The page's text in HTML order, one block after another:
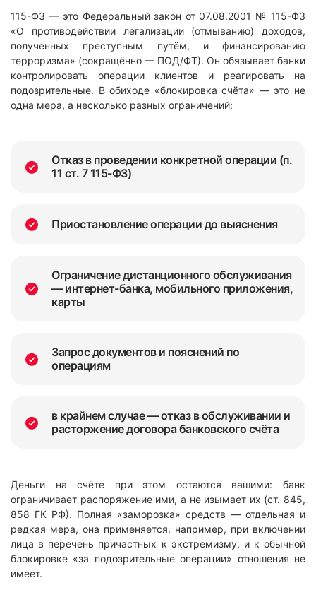
115-ФЗ — это Федеральный закон от 07.08.2001 № 115-ФЗ
«О противодействии легализации (отмыванию) доходов,
полученных преступным путём, и финансированию
терроризма» (сокращённо — ПОД/ФТ). Он обязывает банки
контролировать операции клиентов и реагировать на
подозрительные. В обиходе «блокировка счёта» — это не
одна мера, а несколько разных ограничений:
Отказ в проведении конкретной операции (п.
11 ст. 7 115-ФЗ)
Приостановление операции до выяснения
Ограничение дистанционного обслуживания
— интернет-банка, мобильного приложения,
карты
Запрос документов и пояснений по
операциям
в крайнем случае — отказ в обслуживании и
расторжение договора банковского счёта
Деньги на счёте при этом остаются вашими: банк
ограничивает распоряжение ими, а не изымает их (ст. 845,
858 ГК РФ). Полная «заморозка» средств — отдельная и
редкая мера, она применяется, например, при включении
лица в перечень причастных к экстремизму, и к обычной
блокировке «за подозрительные операции» отношения не
имеет.